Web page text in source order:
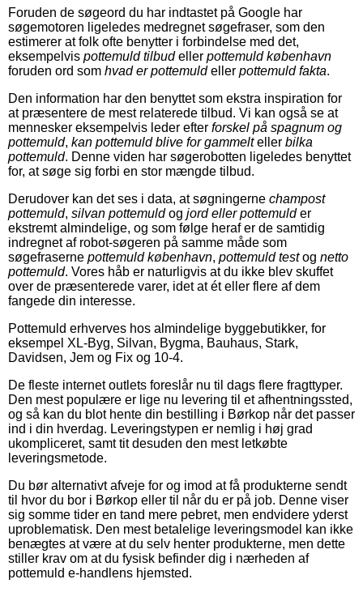
Foruden de søgeord du har indtastet på Google har
søgemotoren ligeledes medregnet søgefraser, som den
estimerer at folk ofte benytter i forbindelse med det,
eksempelvis pottemuld tilbudeller pottemuld københavn
foruden ord som hvad er pottemuldeller pottemuld fakta.
Den information har den benyttet som ekstra inspiration for
at præsentere de mest relaterede tilbud. Vi kan også se at
mennesker eksempelvis leder efter forskel på spagnum og
pottemuld, kan pottemuld blive for gammelteller bilka
pottemuld. Denne viden har søgerobotten ligeledes benyttet
for, at søge sig forbi en stor mængde tilbud.
Derudover kan det ses i data, at søgningerne champost
pottemuld, silvan pottemuldog jord eller pottemulder
ekstremt almindelige, og som følge heraf er de samtidig
indregnet af robot-søgeren på samme måde som
søgefraserne pottemuld københavn, pottemuld testog netto
pottemuld. Vores håb er naturligvis at du ikke blev skuffet
over de præsenterede varer, idet at ét eller flere af dem
fangede din interesse.
Pottemuld erhverves hos almindelige byggebutikker, for
eksempel XL-Byg, Silvan, Bygma, Bauhaus, Stark,
Davidsen, Jem og Fix og 10-4.
De fleste internet outlets foreslår nu til dags flere fragttyper.
Den mest populære er lige nu levering til et afhentningssted,
og så kan du blot hente din bestilling i Børkop når det passer
ind i din hverdag. Leveringstypen er nemlig i høj grad
ukompliceret, samt tit desuden den mest letkøbte
leveringsmetode.
Du bør alternativt afveje for og imod at få produkterne sendt
til hvor du bor i Børkop eller til når du er på job. Denne viser
sig somme tider en tand mere pebret, men endvidere yderst
uproblematisk. Den mest betalelige leveringsmodel kan ikke
benægtes at være at du selv henter produkterne, men dette
stiller krav om at du fysisk befinder dig i nærheden af
pottemuld e-handlens hjemsted.